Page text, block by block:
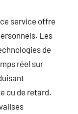
service offre
Les
de
réel sur
ou de retard.